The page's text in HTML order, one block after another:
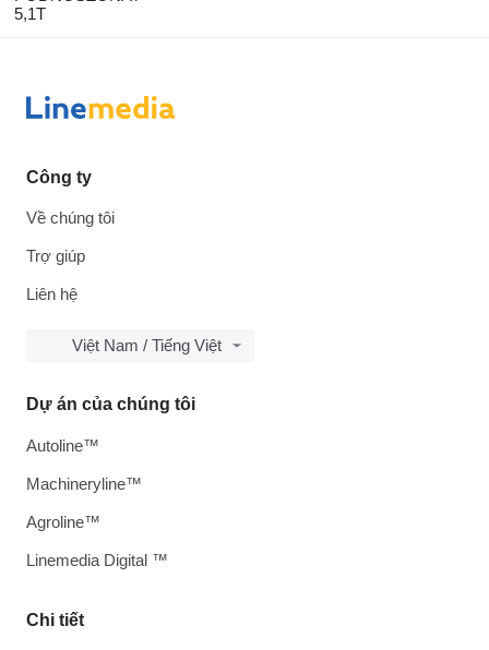
5,1T
Công ty
Về chúng tôi
Trợ giúp
Liên hệ
Việt Nam / Tiếng Việt
Chi tiết
Dự án của chúng tôi
Autoline™
Machineryline™
Agroline™
Linemedia Digital ™